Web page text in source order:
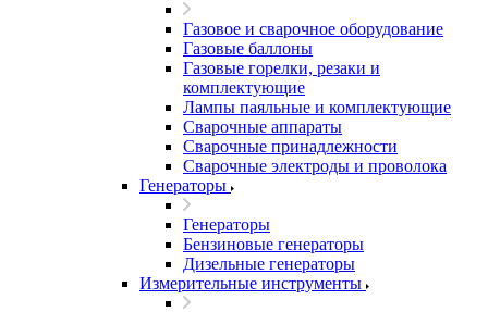
Газовое и сварочное оборудование
Газовые баллоны
Газовые горелки, резаки и
комплектующие
Лампы паяльные и комплектующие
Сварочные аппараты
Сварочные принадлежности
Сварочные электроды и проволока
Генераторы
Генераторы
Бензиновые генераторы
Дизельные генераторы
Измерительные инструменты